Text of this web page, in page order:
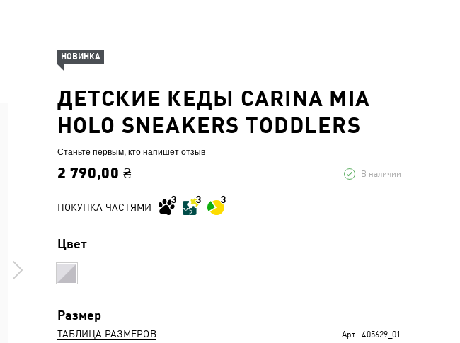
ДЕТСКИЕ КЕДЫ CARINA MIA
HOLO SNEAKERS TODDLERS
Станьте первым, кто напишет отзыв
2 790,00 ₴ В наличии
ПОКУПКА ЧАСТЯМИ
Цвет
Размер
ТАБЛИЦА РАЗМЕРОВ Арт.: 405629_01
НОВИНКА